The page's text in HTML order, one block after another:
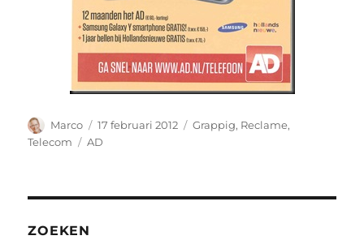
Auteur
Marco
Geplaatst
op
17 februari 2012 Categorieën
Grappig, Reclame,
Telecom
Tags
AD
ZOEKEN